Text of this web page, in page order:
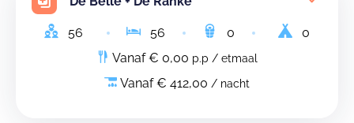
56 56 0
0
Vanaf € 0,00 p.p / etmaal
Vanaf € 412,00 / nacht